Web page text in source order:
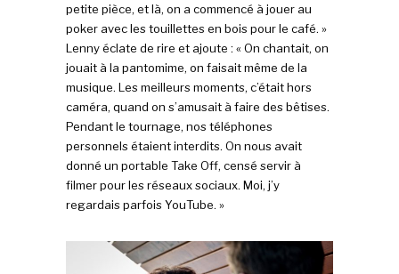
petite pièce, et là, on a commencé à jouer au
poker avec les touillettes en bois pour le café. »
Lenny éclate de rire et ajoute : « On chantait, on
jouait à la pantomime, on faisait même de la
musique. Les meilleurs moments, c’était hors
caméra, quand on s’amusait à faire des bêtises.
Pendant le tournage, nos téléphones
personnels étaient interdits. On nous avait
donné un portable Take Off, censé servir à
filmer pour les réseaux sociaux. Moi, j’y
regardais parfois YouTube. »